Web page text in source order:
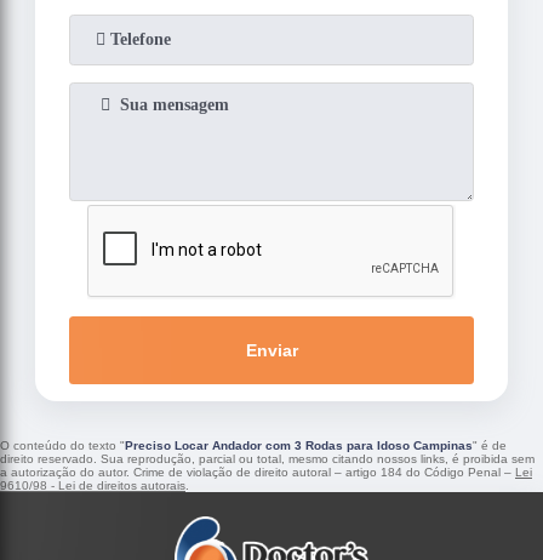
Enviar
O conteúdo do texto "Preciso Locar Andador com 3 Rodas para Idoso Campinas" é de
direito reservado. Sua reprodução, parcial ou total, mesmo citando nossos links, é proibida sem
a autorização do autor. Crime de violação de direito autoral – artigo 184 do Código Penal – Lei
9610/98 - Lei de direitos autorais